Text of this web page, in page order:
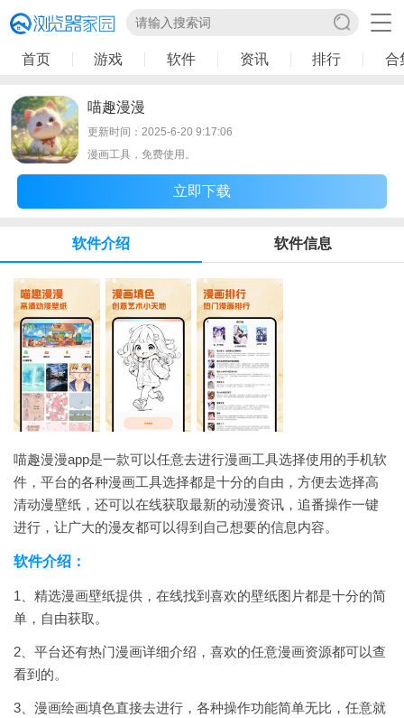
首页 游戏 软件 资讯 排行 合
喵趣漫漫
更新时间：2025-6-20 9:17:06
漫画工具，免费使用。
立即下载
软件介绍 软件信息
喵趣漫漫app是一款可以任意去进行漫画工具选择使用的手机软
件，平台的各种漫画工具选择都是十分的自由，方便去选择高
清动漫壁纸，还可以在线获取最新的动漫资讯，追番操作一键
进行，让广大的漫友都可以得到自己想要的信息内容。
软件介绍：
1、精选漫画壁纸提供，在线找到喜欢的壁纸图片都是十分的简
单，自由获取。
2、平台还有热门漫画详细介绍，喜欢的任意漫画资源都可以查
看到的。
3、漫画绘画填色直接去进行，各种操作功能简单无比，任意就